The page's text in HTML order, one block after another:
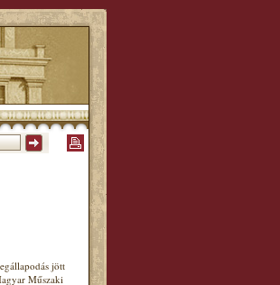
jött
Műszaki